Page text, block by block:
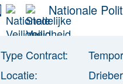
Nationale
Type Contract:
Locatie: